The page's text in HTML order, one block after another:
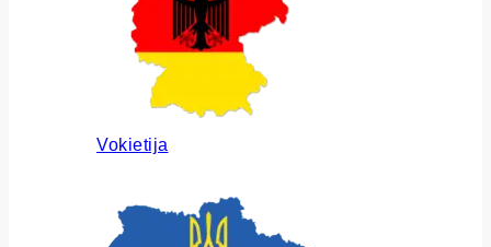
Vokietija